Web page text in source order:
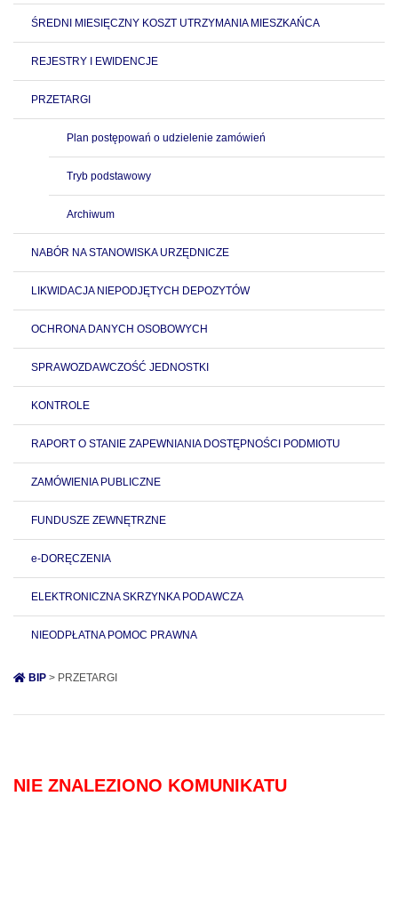
ŚREDNI MIESIĘCZNY KOSZT UTRZYMANIA MIESZKAŃCA
REJESTRY I EWIDENCJE
PRZETARGI
Plan postępowań o udzielenie zamówień
Tryb podstawowy
Archiwum
NABÓR NA STANOWISKA URZĘDNICZE
LIKWIDACJA NIEPODJĘTYCH DEPOZYTÓW
OCHRONA DANYCH OSOBOWYCH
SPRAWOZDAWCZOŚĆ JEDNOSTKI
KONTROLE
RAPORT O STANIE ZAPEWNIANIA DOSTĘPNOŚCI PODMIOTU
ZAMÓWIENIA PUBLICZNE
FUNDUSZE ZEWNĘTRZNE
e-DORĘCZENIA
ELEKTRONICZNA SKRZYNKA PODAWCZA
NIEODPŁATNA POMOC PRAWNA
BIP > PRZETARGI
NIE ZNALEZIONO KOMUNIKATU